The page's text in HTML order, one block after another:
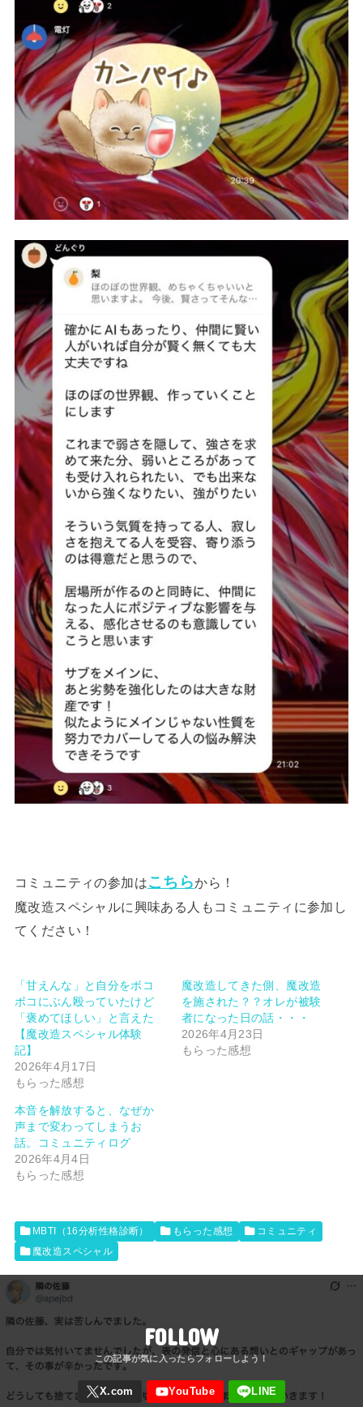
コミュニティの参加はこちらから！
魔改造スペシャルに興味ある人もコミュニティに参加し
てください！
「甘えんな」と自分をボコ
ボコにぶん殴っていたけど
「褒めてほしい」と言えた
【魔改造スペシャル体験
記】
2026年4月17日
もらった感想
魔改造してきた側、魔改造
を施された？？オレが被験
者になった日の話・・・
2026年4月23日
もらった感想
本音を解放すると、なぜか
声まで変わってしまうお
話。コミュニティログ
2026年4月4日
もらった感想
MBTI（16分析性格診断） もらった感想
コミュニティ
魔改造スペシャル
FOLLOW